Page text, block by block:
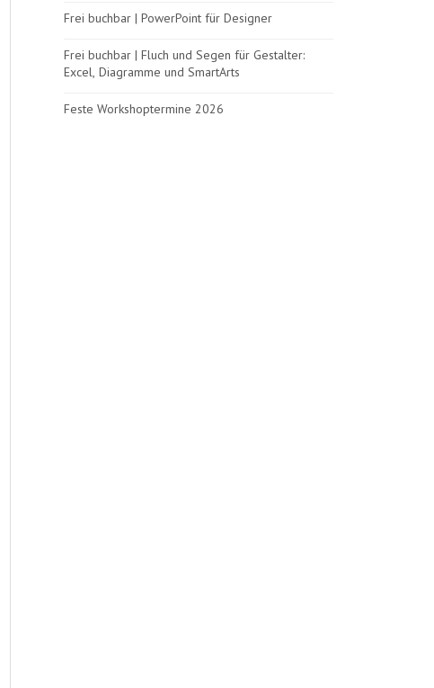
Frei buchbar | PowerPoint für Designer
Frei buchbar | Fluch und Segen für Gestalter:
Excel, Diagramme und SmartArts
Feste Workshoptermine 2026